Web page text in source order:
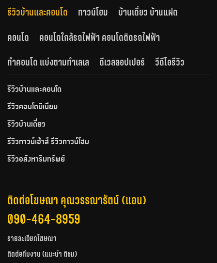
รีวิวบ้านและคอนโด ทาวน์โฮม
บ้านเดี่ยว บ้านแฝด
คอนโด
คอนโดใกล้รถไฟฟ้า คอนโดติดรถไฟฟ้า
ทำคอนโด แบ่งตามทำเลเล
ดีเวลลอปเปอร์ วีดีโอรีวิว
รีวิวบ้านและคอนโด
รีวิวคอนโดมิเนียม
รีวิวบ้านเดี่ยว
รีวิวทาวน์เฮ้าส์ รีวิวทาวน์โฮม
รีวิวอสังหาริมทรัพย์
ติดต่อโฆษณา คุณวรรณารัตน์ (แอน)
090-464-8959
รายละเอียดโฆษณา
ติดต่อทีมงาน (แนะนำ ติชม)